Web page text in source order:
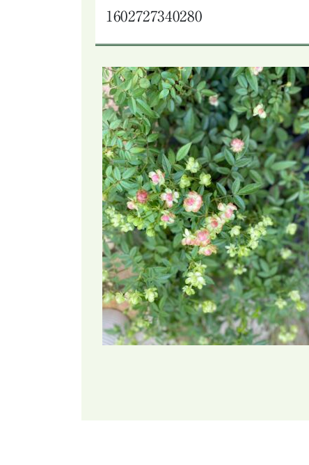
1602727340280